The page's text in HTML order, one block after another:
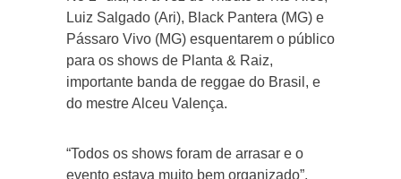
Luiz Salgado (Ari), Black Pantera (MG) e
Pássaro Vivo (MG) esquentarem o público
para os shows de Planta & Raiz,
importante banda de reggae do Brasil, e
do mestre Alceu Valença.
“Todos os shows foram de arrasar e o
evento estava muito bem organizado”,